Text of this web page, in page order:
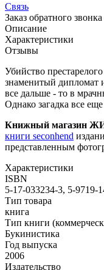
Связь
Заказ обратного
Описание
Характеристики
Отзывы
Убийство
знаменитый дипломат
все дальше - то в
Однако загадка все
Книжный магазин
книги seconhend
представленным
Характеристики
ISBN
5-17-033234-3, 5-9719-
Тип товара
книга
Тип книги
Букинистика
Год выпуска
2006
Издательство